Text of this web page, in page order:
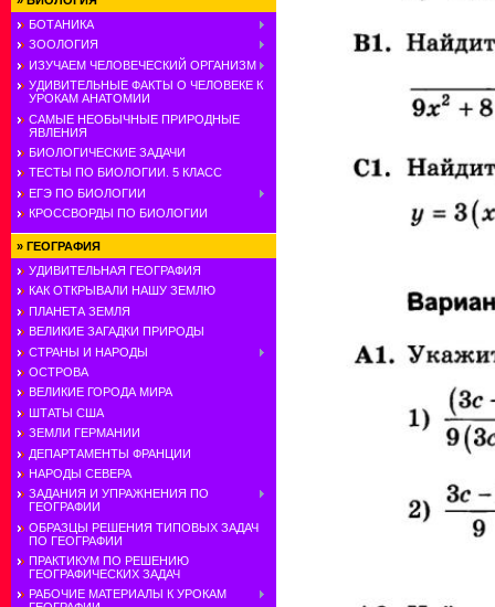
БОТАНИКА
ЗООЛОГИЯ
ИЗУЧАЕМ ЧЕЛОВЕЧЕСКИЙ ОРГАНИЗМ
УДИВИТЕЛЬНЫЕ ФАКТЫ О ЧЕЛОВЕКЕ К
УРОКАМ АНАТОМИИ
САМЫЕ НЕОБЫЧНЫЕ ПРИРОДНЫЕ
ЯВЛЕНИЯ
БИОЛОГИЧЕСКИЕ ЗАДАЧИ
ТЕСТЫ ПО БИОЛОГИИ. 5 КЛАСС
ЕГЭ ПО БИОЛОГИИ
КРОССВОРДЫ ПО БИОЛОГИИ
» ГЕОГРАФИЯ
УДИВИТЕЛЬНАЯ ГЕОГРАФИЯ
КАК ОТКРЫВАЛИ НАШУ ЗЕМЛЮ
ПЛАНЕТА ЗЕМЛЯ
ВЕЛИКИЕ ЗАГАДКИ ПРИРОДЫ
СТРАНЫ И НАРОДЫ
ОСТРОВА
ВЕЛИКИЕ ГОРОДА МИРА
ШТАТЫ США
ЗЕМЛИ ГЕРМАНИИ
ДЕПАРТАМЕНТЫ ФРАНЦИИ
НАРОДЫ СЕВЕРА
ЗАДАНИЯ И УПРАЖНЕНИЯ ПО
ГЕОГРАФИИ
ОБРАЗЦЫ РЕШЕНИЯ ТИПОВЫХ ЗАДАЧ
ПО ГЕОГРАФИИ
ПРАКТИКУМ ПО РЕШЕНИЮ
ГЕОГРАФИЧЕСКИХ ЗАДАЧ
РАБОЧИЕ МАТЕРИАЛЫ К УРОКАМ